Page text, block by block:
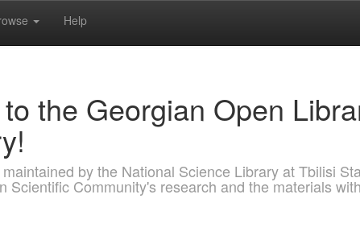
Help
the Georgian Open
by the National Science Library at Tbilisi
Scientific Community's research and the materials